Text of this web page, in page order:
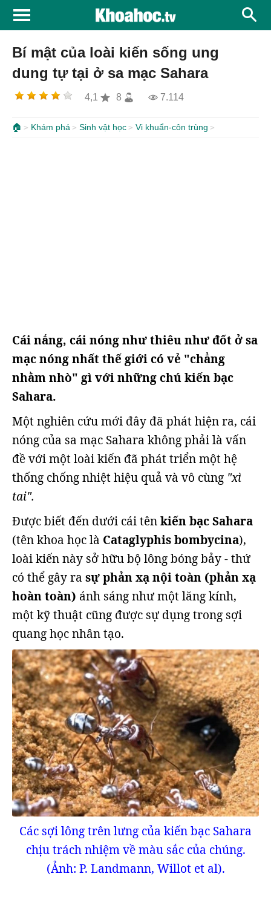
Bí mật của loài kiến sống ung
dung tự tại ở sa mạc Sahara
4,1 8 7.114
🏠 Khám phá Sinh vật học Vi khuẩn-côn trùng
Cái nắng, cái nóng như thiêu như đốt ở sa
mạc nóng nhất thế giới có vẻ "chẳng
nhằm nhò" gì với những chú kiến bạc
Sahara.
Một nghiên cứu mới đây đã phát hiện ra, cái
nóng của sa mạc Sahara không phải là vấn
đề với một loài kiến đã phát triển một hệ
thống chống nhiệt hiệu quả và vô cùng "xì
tai".
Được biết đến dưới cái tênkiến bạc Sahara
(tên khoa học là Cataglyphis bombycina),
loài kiến này sở hữu bộ lông bóng bảy - thứ
có thể gây ra sự phản xạ nội toàn (phản xạ
hoàn toàn) ánh sáng như một lăng kính,
một kỹ thuật cũng được sự dụng trong sợi
quang học nhân tạo.
Các sợi lông trên lưng của kiến bạc Sahara
chịu trách nhiệm về màu sắc của chúng.
(Ảnh: P. Landmann, Willot et al).